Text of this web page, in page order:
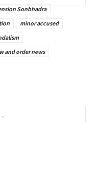
Sonbhadra
minor accused
and order news
-